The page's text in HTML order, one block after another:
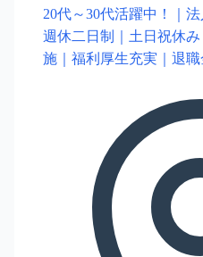
20代～30代活躍中！｜
週休二日制｜土日祝休
施｜福利厚生充実｜退職